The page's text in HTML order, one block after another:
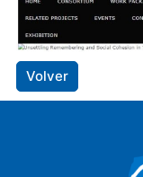
Volver